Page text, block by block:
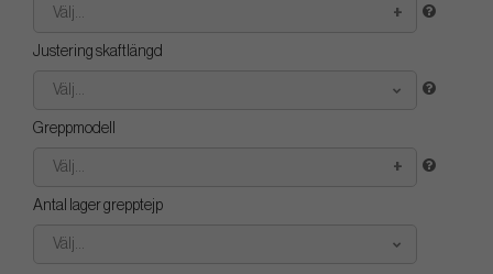
Välj...
Justering skaftlängd
Välj...
Greppmodell
Välj...
Antal lager grepptejp
Välj...